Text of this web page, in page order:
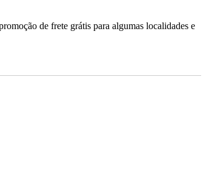
de frete grátis para algumas localidades e